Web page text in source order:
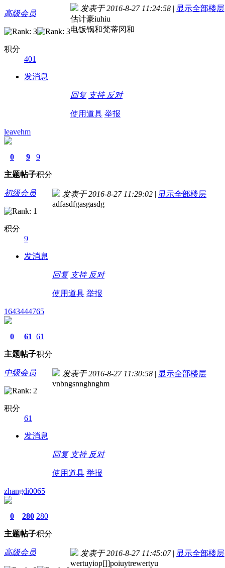
高级会员
积分
401
发消息
发表于 2016-8-27 11:24:58 | 显示全部楼层
估计豪iuhiu
电饭锅和梵蒂冈和
回复 支持 反对
使用道具 举报
leavehm
0
主题
9
帖子
9
积分
初级会员
积分
9
发消息
发表于 2016-8-27 11:29:02 | 显示全部楼层
adfasdfgasgasdg
回复 支持 反对
使用道具 举报
1643444765
0
主题
61
帖子
61
积分
中级会员
积分
61
发消息
发表于 2016-8-27 11:30:58 | 显示全部楼层
vnbngsnnghnghm
回复 支持 反对
使用道具 举报
zhangdi0065
0
主题
280
帖子
280
积分
高级会员 发表于 2016-8-27 11:45:07 | 显示全部楼层
wertuyiop[]]poiuytrewertyu